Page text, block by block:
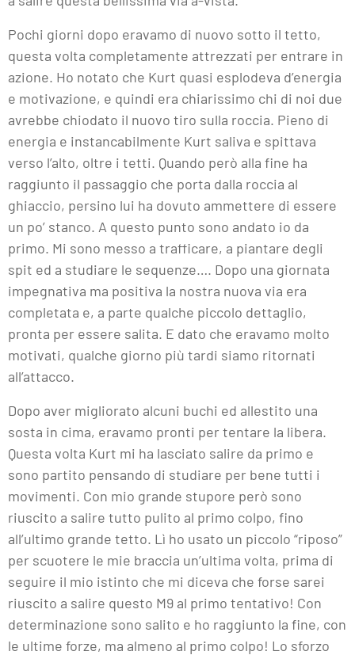
Pochi giorni dopo eravamo di nuovo sotto il tetto,
questa volta completamente attrezzati per entrare in
azione. Ho notato che Kurt quasi esplodeva d’energia
e motivazione, e quindi era chiarissimo chi di noi due
avrebbe chiodato il nuovo tiro sulla roccia. Pieno di
energia e instancabilmente Kurt saliva e spittava
verso l’alto, oltre i tetti. Quando però alla fine ha
raggiunto il passaggio che porta dalla roccia al
ghiaccio, persino lui ha dovuto ammettere di essere
un po’ stanco. A questo punto sono andato io da
primo. Mi sono messo a trafficare, a piantare degli
spit ed a studiare le sequenze…. Dopo una giornata
impegnativa ma positiva la nostra nuova via era
completata e, a parte qualche piccolo dettaglio,
pronta per essere salita. E dato che eravamo molto
motivati, qualche giorno più tardi siamo ritornati
all’attacco.
Dopo aver migliorato alcuni buchi ed allestito una
sosta in cima, eravamo pronti per tentare la libera.
Questa volta Kurt mi ha lasciato salire da primo e
sono partito pensando di studiare per bene tutti i
movimenti. Con mio grande stupore però sono
riuscito a salire tutto pulito al primo colpo, fino
all’ultimo grande tetto. Lì ho usato un piccolo “riposo”
per scuotere le mie braccia un’ultima volta, prima di
seguire il mio istinto che mi diceva che forse sarei
riuscito a salire questo M9 al primo tentativo! Con
determinazione sono salito e ho raggiunto la fine, con
le ultime forze, ma almeno al primo colpo! Lo sforzo